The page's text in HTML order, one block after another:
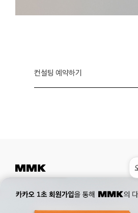
컨설팅 예약하기
Museum. 02. 777. 5887 Office.02. 777. 5778
177, Duteopbawi-ro, Yongsan-gu, Seoul, Korea
Official : hello@mmk-seoul.com